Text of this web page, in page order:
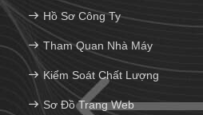
Hồ Sơ Công Ty
Tham Quan Nhà Máy
Kiểm Soát Chất Lượng
Sơ Đồ Trang Web